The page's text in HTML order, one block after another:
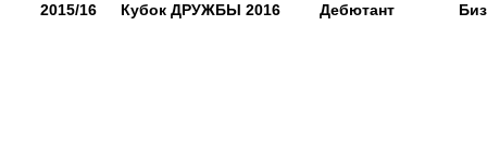
2015/16
Кубок ДРУЖБЫ 2016 Дебютант